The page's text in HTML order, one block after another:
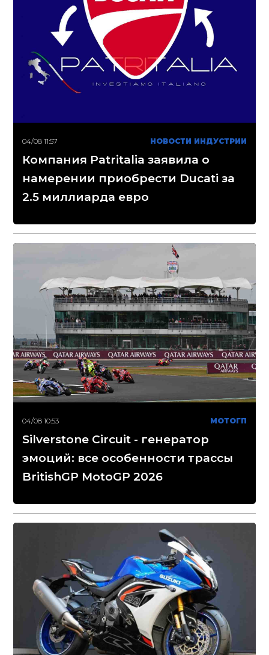
04/08 11:57 НОВОСТИ ИНДУСТРИИ
Компания Patritalia заявила о
намерении приобрести Ducati за
2.5 миллиарда евро
04/08 10:53 МОТОГП
Silverstone Circuit - генератор
эмоций: все особенности трассы
BritishGP MotoGP 2026